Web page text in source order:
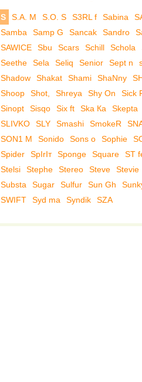
S S.A. M S.O. S S3RL f Sabina
Samba
Samp G Sancak Sandro
SAWICE
Sbu Scars Schill Schola
Seethe
Sela Seliq Senior Sept n
Shadow
Shakat Shami ShaNny
Shoop
Shot, Shreya Shy On
Sick
Sinopt
Sisqo Six ft Ska Ка
Skepta
SLIVKO
SLY Smashi SmokeR
SON1 M
Sonido Sons o Sophie
Spider
SpIrIт Sponge Square
ST
Stelsi
Stephe Stereo Steve
Stevie
Substa
Sugar Sulfur Sun Gh
SWIFT
Syd ma Syndik SZA